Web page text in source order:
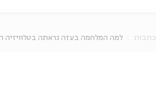
כתבות למה המלחמה בעזה נראתה בטלוויזיה